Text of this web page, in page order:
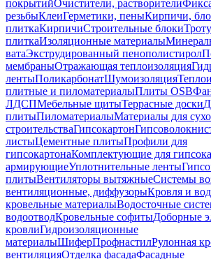
покрытийОчистители, растворители
резьбыКлеиГерметики, пеныКирпичи,
плиткаКирпичиСтроительные блоки
плиткаИзоляционные материалы
ватаЭкструдированный пенополистирол
мембраныОтражающая теплоизоляция
лентыПоликарбонатШумоизоляция
плитные и пиломатериалыПлиты OSB
ЛДСПМебельные щитыТеррасные доски
плитыПиломатериалыМатериалы для
строительстваГипсокартон
листыЦементные плитыПрофили для
гипсокартонаКомплектующие для
армирующиеУплотнительные ленты
плитыВентиляторы вытяжныеСистемы
вентиляционные, диффузорыКровля и
кровельные материалыВодосточные
водоотводКровельные софитыДоборные
кровлиГидроизоляционные
материалыШиферПрофнастилРулонная
вентиляцияОтделка фасадаФасадные